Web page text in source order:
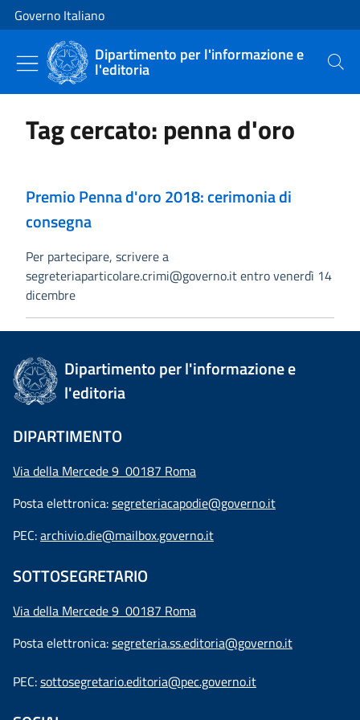
Vai al contenuto
Vai alla navigazione del sito
Governo Italiano
Dipartimento per l'informazione e
l'editoria Cerca
Tag cercato: penna d'oro
Premio Penna d'oro 2018: cerimonia di
consegna
Per partecipare, scrivere a
segreteriaparticolare.crimi@governo.it entro venerdì 14
dicembre
Dipartimento per l'informazione e
l'editoria
DIPARTIMENTO
Via della Mercede 9 00187 Roma
Posta elettronica:segreteriacapodie@governo.it
PEC:archivio.die@mailbox.governo.it
SOTTOSEGRETARIO
Via della Mercede 9 00187 Roma
Posta elettronica:segreteria.ss.editoria@governo.it
PEC:sottosegretario.editoria@pec.governo.it